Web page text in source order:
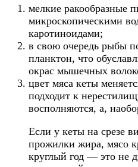
мелкие ракообразные
микроскопическими
каротиноидами;
в свою очередь рыбы
планктон, что
окрас мышечных
цвет мяса кеты
подходит к
восполняются, а,
Если у кеты на срезе
прожилки жира, мясо
круглый год — это не